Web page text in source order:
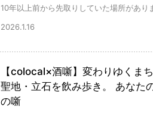
10年以上前から先取りしていた場所があり
2026.1.16
【colocal×酒噺】変わりゆくま
聖地・立石を飲み歩き。 あなた
の噺